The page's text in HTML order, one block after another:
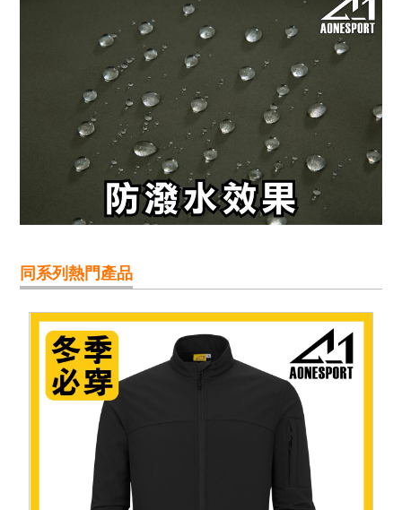
同系列熱門產品